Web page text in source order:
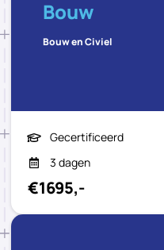
Bouw
Bouw en Civiel
Gecertificeerd
3 dagen
€1695,-